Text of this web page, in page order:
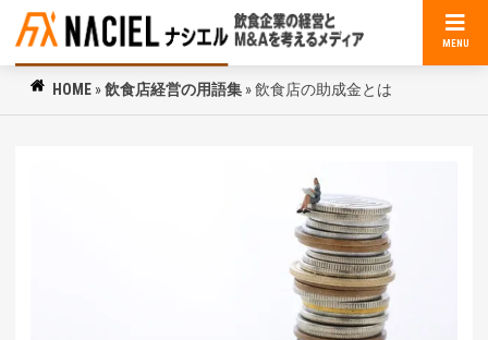
MENU
HOME »飲食店経営の用語集 »飲食店の助成金とは